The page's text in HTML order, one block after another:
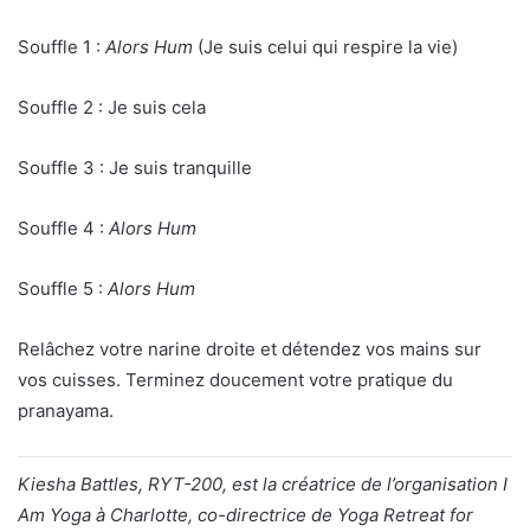
Souffle 1 : Alors Hum (Je suis celui qui respire la vie)
Souffle 2 : Je suis cela
Souffle 3 : Je suis tranquille
Souffle 4 : Alors Hum
Souffle 5 : Alors Hum
Relâchez votre narine droite et détendez vos mains sur
vos cuisses. Terminez doucement votre pratique du
pranayama.
Kiesha Battles, RYT-200, est la créatrice de l’organisation I
Am Yoga à Charlotte, co-directrice de Yoga Retreat for